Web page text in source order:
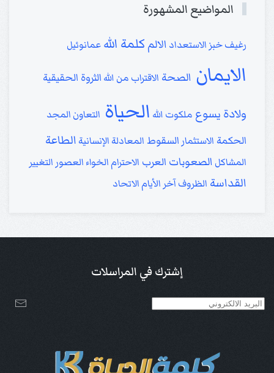
المواضيع المشهورة
رغيف خبز الاستعداد الالم كلمة الله عمانوئيل
الايمان الصحة الاقتراب من الله الثروة الحقيقية
ولادة يسوع ملكوت الله الحياة التعاون المجد
الحكمة الاستثمار السقوط المعادلة الإنسانية الطاعة
المشاكل الصعوبات العرب الاحترام الخواء العصور التغيير
القداسة الظروفآخر الأيام الاتحاد
إشترك في المراسلات